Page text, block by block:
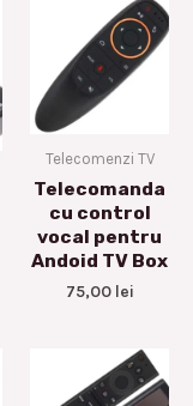
Telecomenzi TV
Telecomanda
cu control
vocal pentru
Andoid TV Box
75,00 lei